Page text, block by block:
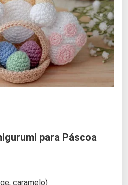
para Páscoa
caramelo)